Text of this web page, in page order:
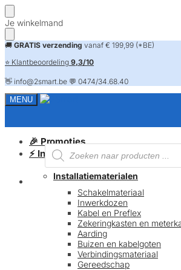
Skip
to
navigation
Skip
to
content
Je winkelmand
🚚 GRATIS verzending vanaf € 199,99 (*BE)
⭐ Klantbeoordeling 9,3/10
👋 info@2smart.be 💬 0474/34.68.40
MENU
Producten
zoeken
FAQ
🎉 Promoties
⚡ Installatiematerialen
Installatiematerialen
Schakelmateriaal
Inwerkdozen
Kabel en Preflex
Zekeringkasten en
Aarding
Buizen en kabelgoten
Verbindingsmateriaal
Gereedschap